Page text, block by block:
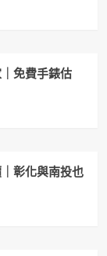
免費手錶估
彰化與南投也